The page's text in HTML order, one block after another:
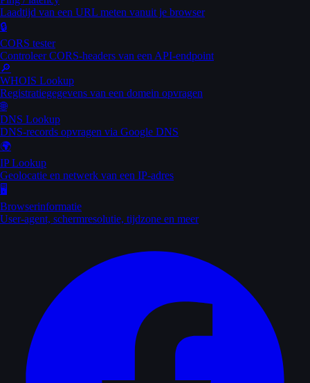
Laadtijd van een URL meten vanuit je browser
🔒
CORS tester
Controleer CORS-headers van een API-endpoint
🔎
WHOIS Lookup
Registratiegegevens van een domein opvragen
🌐
DNS Lookup
DNS-records opvragen via Google DNS
🌍
IP Lookup
Geolocatie en netwerk van een IP-adres
🖥️
Browserinformatie
User-agent, schermresolutie, tijdzone en meer